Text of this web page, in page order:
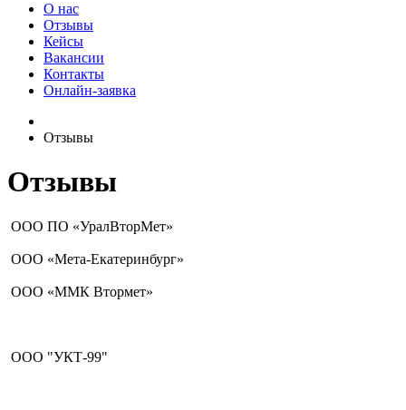
О нас
Отзывы
Кейсы
Вакансии
Контакты
Онлайн-заявка
Отзывы
Отзывы
ООО ПО «УралВторМет»
ООО «Мета-Екатеринбург»
ООО «ММК Втормет»
ООО "УКТ-99"